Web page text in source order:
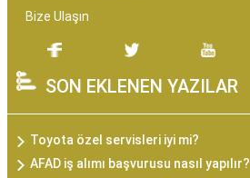
Bize Ulaşın
SON EKLENEN YAZILAR
Toyota özel servisleri iyi mi?
AFAD iş alımı başvurusu nasıl yapılır?